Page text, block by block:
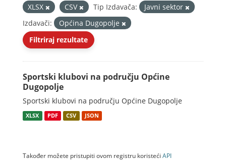
XLSX
CSV Tip Izdavača:
Javni sektor
Izdavači:
Općina Dugopolje
Filtriraj rezultate
Sportski klubovi na području Općine
Dugopolje
Sportski klubovi na području Općine Dugopolje
XLSX PDF CSV JSON
Također možete pristupiti ovom registru koristeći API